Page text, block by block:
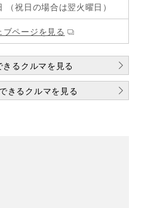
（祝日の場合は翌火曜日）
ブページを見る
きるクルマを見る
きるクルマを見る